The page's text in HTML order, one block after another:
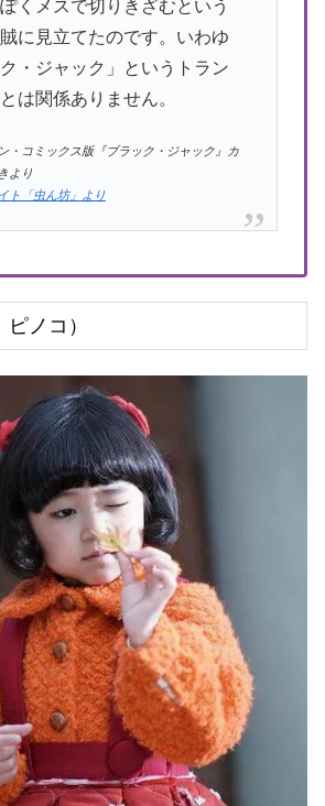
くメスで切りきざむという
に見立てたのです。いわゆ
・ジャック」というトラン
は関係ありません。
・コミックス版『ブラック・ジャック』カ
より
ト「虫ん坊」より
ノコ）